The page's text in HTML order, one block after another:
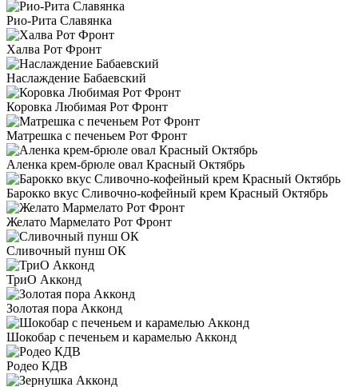
Рио-Рита Славянка
Халва Рот Фронт
Наслаждение Бабаевский
Коровка Любимая Рот Фронт
Матрешка с печеньем Рот Фронт
Аленка крем-брюле овал Красный Октябрь
Барокко вкус Сливочно-кофейный крем Красный Октябрь
Желато Мармелато Рот Фронт
Сливочный пунш ОК
ТриО Акконд
Золотая пора Акконд
Шокобар с печеньем и карамелью Акконд
Родео КДВ